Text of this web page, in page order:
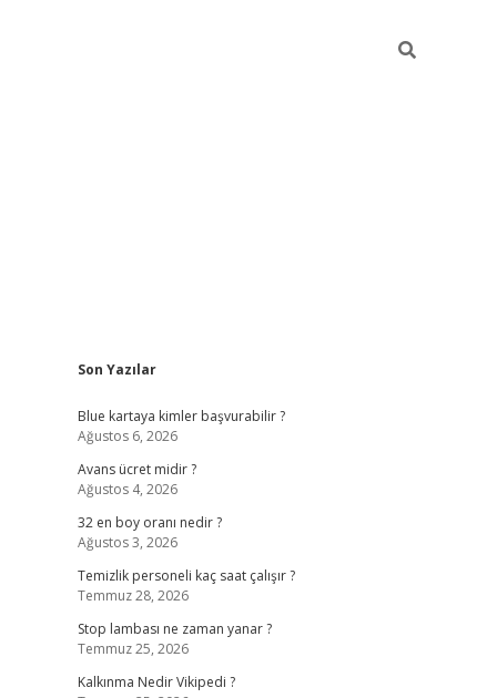
Sidebar
Son Yazılar
Blue kartaya kimler başvurabilir ?
Ağustos 6, 2026
Avans ücret midir ?
Ağustos 4, 2026
32 en boy oranı nedir ?
Ağustos 3, 2026
Temizlik personeli kaç saat çalışır ?
Temmuz 28, 2026
Stop lambası ne zaman yanar ?
Temmuz 25, 2026
Kalkınma Nedir Vikipedi ?